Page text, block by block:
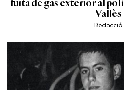
fuita de gas exterior al
Vallès
Redacció